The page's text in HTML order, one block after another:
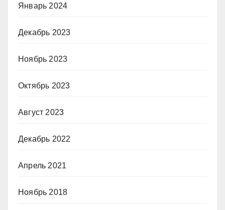
Январь 2024
Декабрь 2023
Ноябрь 2023
Октябрь 2023
Август 2023
Декабрь 2022
Апрель 2021
Ноябрь 2018